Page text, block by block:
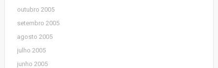
outubro 2005
setembro 2005
agosto 2005
julho 2005
junho 2005